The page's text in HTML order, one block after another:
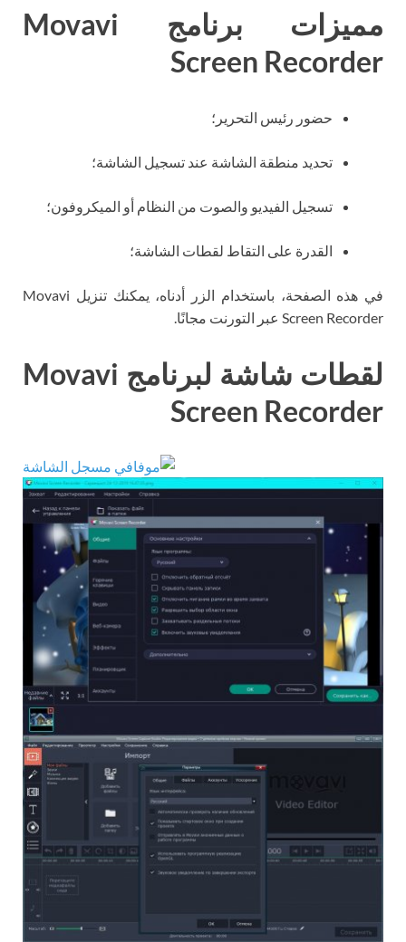
مميزات برنامج Movavi
Screen Recorder
حضور رئيس التحرير؛
تحديد منطقة الشاشة عند تسجيل الشاشة؛
تسجيل الفيديو والصوت من النظام أو الميكروفون؛
القدرة على التقاط لقطات الشاشة؛
في هذه الصفحة، باستخدام الزر أدناه، يمكنك تنزيل Movavi
Screen Recorder عبر التورنت مجانًا.
لقطات شاشة لبرنامج Movavi
Screen Recorder